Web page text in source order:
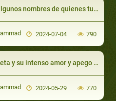
de quienes tuvieron relación con él
2024-07-04 790
hacia él y la disponibilidad de dar sus vidas por él
2024-05-29 770